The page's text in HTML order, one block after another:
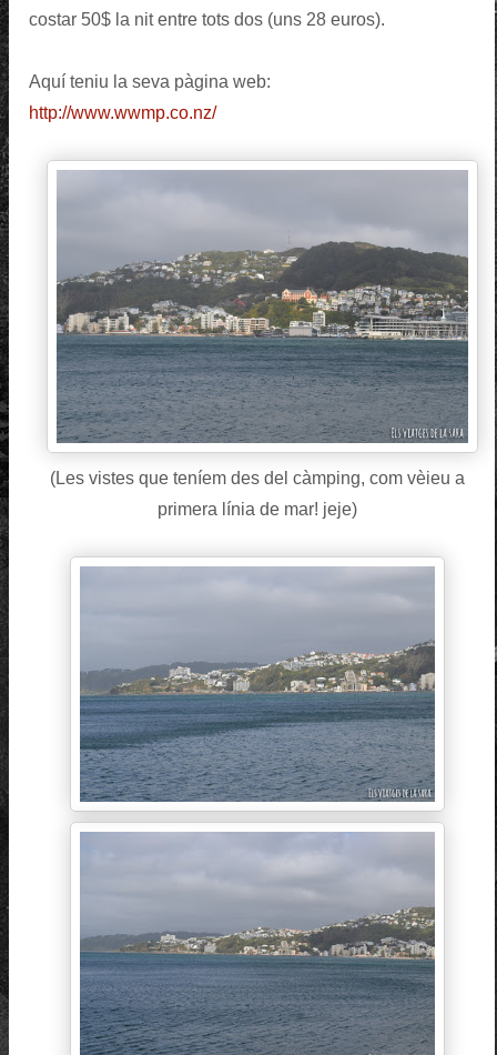
costar 50$ la nit entre tots dos (uns 28 euros).
Aquí teniu la seva pàgina web:
http://www.wwmp.co.nz/
(Les vistes que teníem des del càmping, com vèieu a
primera línia de mar! jeje)